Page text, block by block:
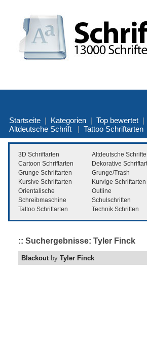
Startseite | Kategorien | Top bewertet |
Altdeutsche Schrift | Tattoo Schriftarten
3D Schriftarten Altdeutsche
Cartoon Schriftarten
Dekorative
Grunge Schriftarten
Grunge/Trash
Kursive Schriftarten
Kurvige Schriftarten
Orientalische
Outline
Schreibmaschine
Schulschriften
Tattoo Schriftarten
Technik Schriften
:: Suchergebnisse: Tyler Finck
Blackoutby Tyler Finck